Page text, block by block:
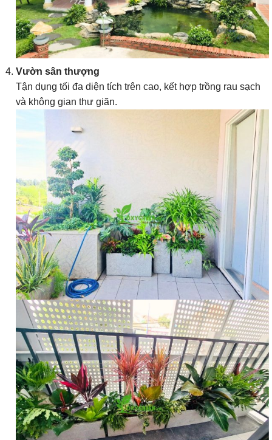
Vườn sân thượng
Tận dụng tối đa diện tích trên cao, kết hợp trồng rau sạch
và không gian thư giãn.